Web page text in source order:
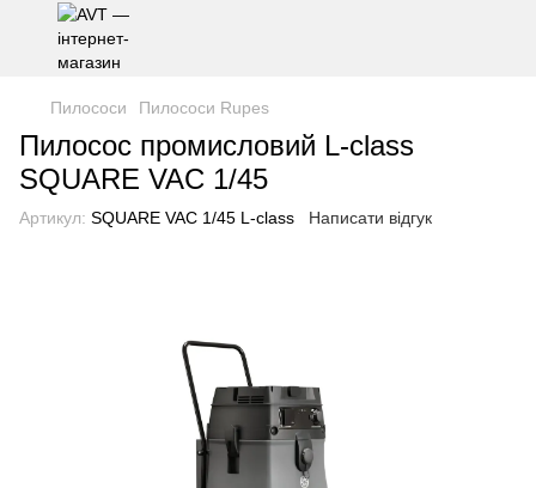
Пилососи Пилососи Rupes
Пилоcос промисловий L-class
SQUARE VAC 1/45
Артикул: SQUARE VAC 1/45 L-class Написати відгук